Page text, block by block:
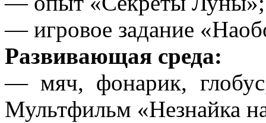
— игровое задание
Развивающая среда:
— мяч, фонарик,
Мультфильм «Незнайка